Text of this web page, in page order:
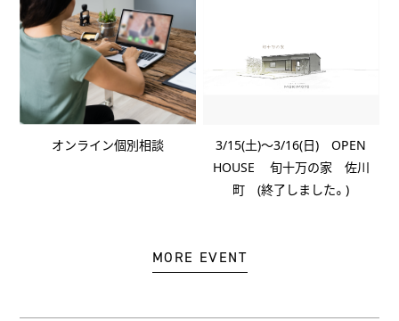
MORIMOTOの家づくり
WORKS
VOICE
EVENT
COMPANY
オンライン個別相談
3/15(土)～3/16(日) OPEN
HOUSE 旬十万の家 佐川
町 (終了しました。)
MORE EVENT